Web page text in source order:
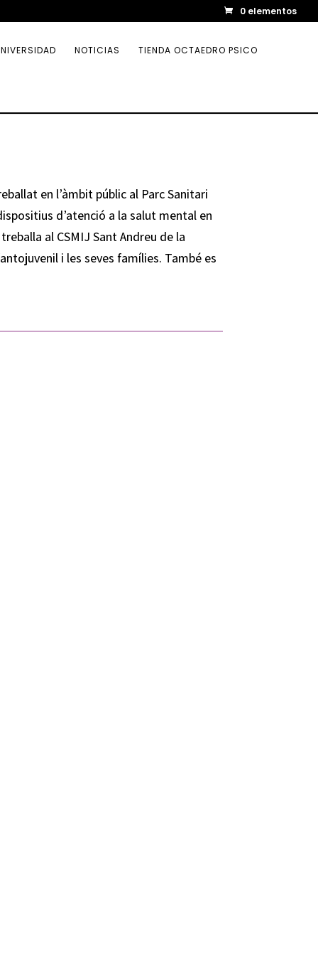
0 elementos
NOTICIAS TIENDA OCTAEDRO PSICO
en l’àmbit públic al Parc Sanitari
d’atenció a la salut mental en
al CSMIJ Sant Andreu de la
i les seves famílies. També es